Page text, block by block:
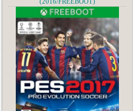
(2016/FREEBOOT)